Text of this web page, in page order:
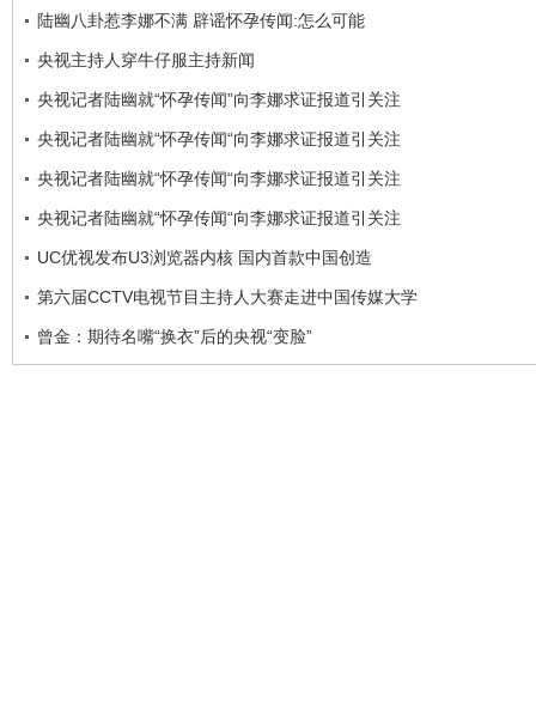
陆幽八卦惹李娜不满 辟谣怀孕传闻:怎么可能
央视主持人穿牛仔服主持新闻
央视记者陆幽就“怀孕传闻”向李娜求证报道引关注
央视记者陆幽就“怀孕传闻“向李娜求证报道引关注
央视记者陆幽就“怀孕传闻“向李娜求证报道引关注
央视记者陆幽就“怀孕传闻“向李娜求证报道引关注
UC优视发布U3浏览器内核 国内首款中国创造
第六届CCTV电视节目主持人大赛走进中国传媒大学
曾金：期待名嘴“换衣”后的央视“变脸”